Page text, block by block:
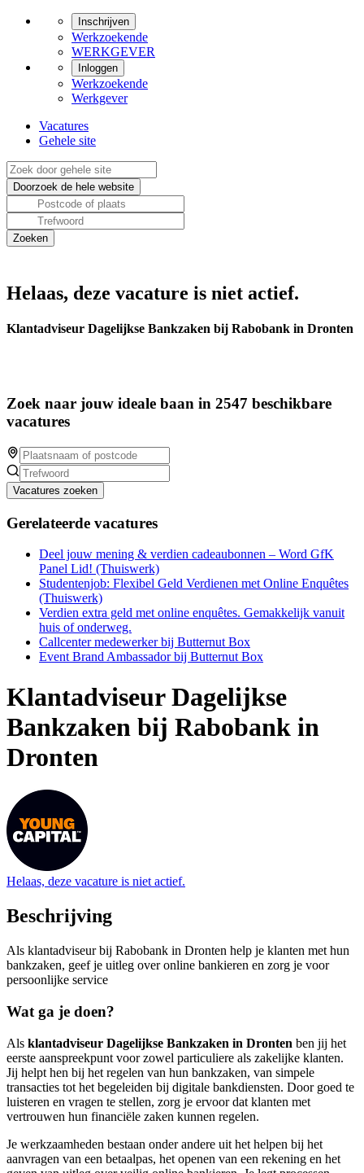
Inschrijven
Werkzoekende
WERKGEVER
Inloggen
Werkzoekende
Werkgever
Vacatures
Gehele site
Helaas, deze vacature is niet actief.
Klantadviseur Dagelijkse Bankzaken bij Rabobank in Dronten
Zoek naar jouw ideale baan in 2547 beschikbare
vacatures
Vacatures zoeken
Gerelateerde vacatures
Deel jouw mening & verdien cadeaubonnen – Word GfK
Panel Lid! (Thuiswerk)
Studentenjob: Flexibel Geld Verdienen met Online Enquêtes
(Thuiswerk)
Verdien extra geld met online enquêtes. Gemakkelijk vanuit
huis of onderweg.
Callcenter medewerker bij Butternut Box
Event Brand Ambassador bij Butternut Box
Klantadviseur Dagelijkse
Bankzaken bij Rabobank in
Dronten
Helaas, deze vacature is niet actief.
Beschrijving
Als klantadviseur bij Rabobank in Dronten help je klanten met hun
bankzaken, geef je uitleg over online bankieren en zorg je voor
persoonlijke service
Wat ga je doen?
Als klantadviseur Dagelijkse Bankzaken in Dronten ben jij het
eerste aanspreekpunt voor zowel particuliere als zakelijke klanten.
Jij helpt hen bij het regelen van hun bankzaken, van simpele
transacties tot het begeleiden bij digitale bankdiensten. Door goed te
luisteren en vragen te stellen, zorg je ervoor dat klanten met
vertrouwen hun financiële zaken kunnen regelen.
Je werkzaamheden bestaan onder andere uit het helpen bij het
aanvragen van een betaalpas, het openen van een rekening en het